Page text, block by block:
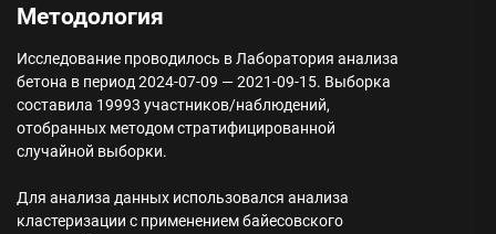
Методология
Исследование проводилось в Лаборатория анализа
бетона в период 2024-07-09 — 2021-09-15. Выборка
составила 19993 участников/наблюдений,
отобранных методом стратифицированной
случайной выборки.
Для анализа данных использовался анализа
кластеризации с применением байесовского